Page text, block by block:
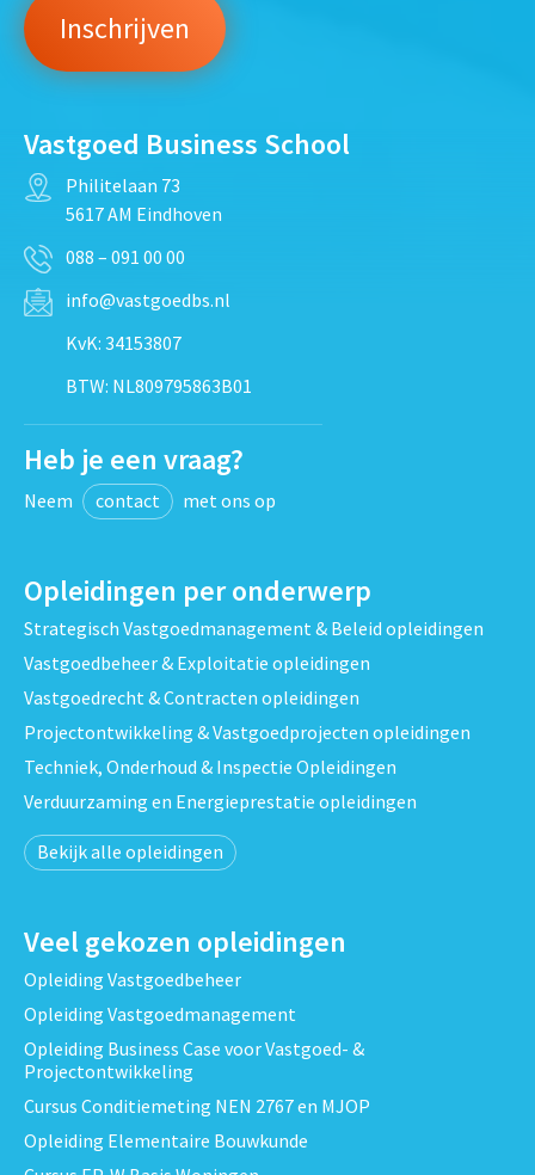
Vastgoed Business School
Philitelaan 73
5617 AM Eindhoven
088 – 091 00 00
info@vastgoedbs.nl
KvK: 34153807
BTW: NL809795863B01
Heb je een vraag?
Neem contact met ons op
Opleidingen per onderwerp
Strategisch Vastgoedmanagement & Beleid opleidingen
Vastgoedbeheer & Exploitatie opleidingen
Vastgoedrecht & Contracten opleidingen
Projectontwikkeling & Vastgoedprojecten opleidingen
Techniek, Onderhoud & Inspectie Opleidingen
Verduurzaming en Energieprestatie opleidingen
Bekijk alle opleidingen
Veel gekozen opleidingen
Opleiding Vastgoedbeheer
Opleiding Vastgoedmanagement
Opleiding Business Case voor Vastgoed- &
Projectontwikkeling
Cursus Conditiemeting NEN 2767 en MJOP
Opleiding Elementaire Bouwkunde